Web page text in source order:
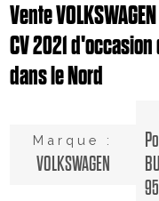
Vente
CV 2021
dans le Nord
Marque :
VOLKSWAGEN